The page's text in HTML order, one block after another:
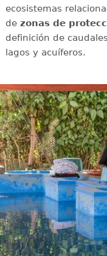
ecosistemas
de zonas de
definición de
lagos y acuíferos.